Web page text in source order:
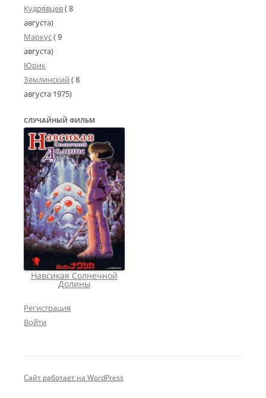
Кудрявцев( 8
августа)
Маркус( 9
августа)
Юрик
Землинский (8
августа 1975)
СЛУЧАЙНЫЙ ФИЛЬМ
Навсикая Солнечной
Долины
Регистрация
Войти
Сайт работает на WordPress